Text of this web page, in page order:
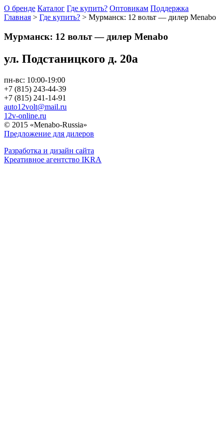
О бренде Каталог Где купить? Оптовикам Поддержка
Главная > Где купить? > Мурманск: 12 вольт — дилер Menabo
Мурманск: 12 вольт — дилер Menabo
ул. Подстаницкого д. 20а
пн-вс: 10:00-19:00
+7 (815) 243-44-39
+7 (815) 241-14-91
auto12volt@mail.ru
12v-online.ru
© 2015 «Menabo-Russia»
Предложение для дилеров
Разработка и дизайн сайта
Креативное агентство IKRA